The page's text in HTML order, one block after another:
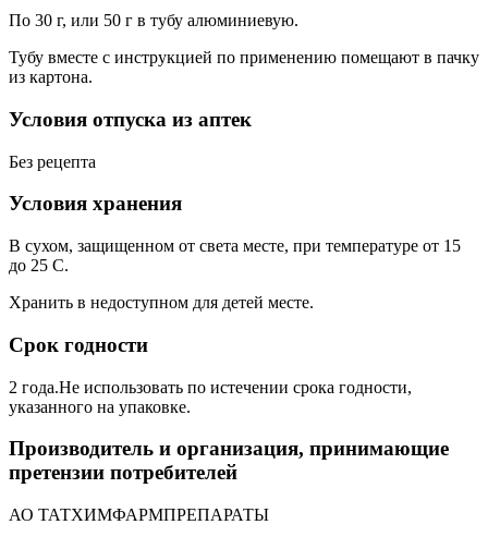
По 30 г, или 50 г в тубу алюминиевую.
Тубу вместе с инструкцией по применению помещают в пачку
из картона.
Условия отпуска из аптек
Без рецепта
Условия хранения
В сухом, защищенном от света месте, при температуре от 15
до 25 С.
Хранить в недоступном для детей месте.
Срок годности
2 года.Не использовать по истечении срока годности,
указанного на упаковке.
Производитель и организация, принимающие
претензии потребителей
АО ТАТХИМФАРМПРЕПАРАТЫ